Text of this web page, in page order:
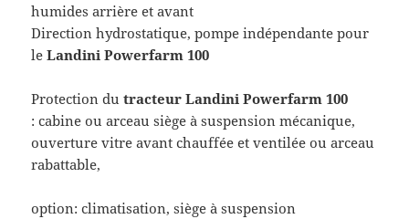
humides arrière et avant
Direction hydrostatique, pompe indépendante pour
leLandini Powerfarm 100
Protection du tracteur Landini Powerfarm 100
: cabine ou arceau siège à suspension mécanique,
ouverture vitre avant chauffée et ventilée ou arceau
rabattable,
option: climatisation, siège à suspension